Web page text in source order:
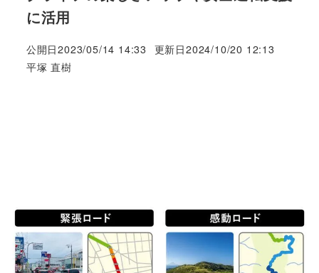
に活用
公開日2023/05/14 14:33 更新日2024/10/20 12:13
著
平塚 直樹